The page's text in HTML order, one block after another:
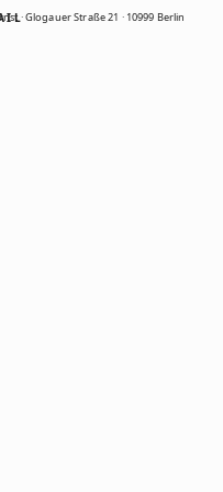
· Glogauer Straße 21 · 10999 Berlin